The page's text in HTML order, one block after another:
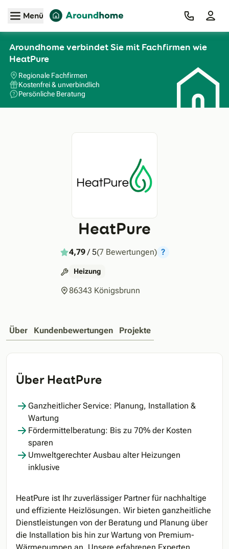
Zum Hauptinhalt
Menü
Aroundhome verbindet Sie mit Fachfirmen wie
HeatPure
Regionale Fachfirmen
Kostenfrei & unverbindlich
Persönliche Beratung
HeatPure
4,79/ 5(7 Bewertungen) ?
Heizung
86343 Königsbrunn
Über Kundenbewertungen Projekte
Über HeatPure
Ganzheitlicher Service: Planung, Installation &
Wartung
Fördermittelberatung: Bis zu 70% der Kosten
sparen
Umweltgerechter Ausbau alter Heizungen
inklusive
HeatPure ist Ihr zuverlässiger Partner für nachhaltige
und effiziente Heizlösungen. Wir bieten ganzheitliche
Dienstleistungen von der Beratung und Planung über
die Installation bis hin zur Wartung von Premium-